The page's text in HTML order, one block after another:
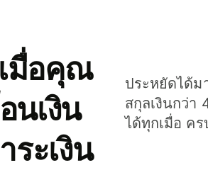
มื่อคุณ
นเงิน
ระเงิน
ประหยัดได้ม
สกุลเงินกว่า
ได้ทุกเมื่อ ค